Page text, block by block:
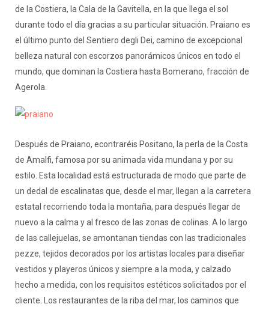
de la Costiera, la Cala de la Gavitella, en la que llega el sol
durante todo el día gracias a su particular situación. Praiano es
el último punto del Sentiero degli Dei, camino de excepcional
belleza natural con escorzos panorámicos únicos en todo el
mundo, que dominan la Costiera hasta Bomerano, fracción de
Agerola.
Después de Praiano, econtraréis Positano, la perla de la Costa
de Amalfi, famosa por su animada vida mundana y por su
estilo. Esta localidad está estructurada de modo que parte de
un dedal de escalinatas que, desde el mar, llegan a la carretera
estatal recorriendo toda la montaña, para después llegar de
nuevo a la calma y al fresco de las zonas de colinas. A lo largo
de las callejuelas, se amontanan tiendas con las tradicionales
pezze, tejidos decorados por los artistas locales para diseñar
vestidos y playeros únicos y siempre a la moda, y calzado
hecho a medida, con los requisitos estéticos solicitados por el
cliente. Los restaurantes de la riba del mar, los caminos que